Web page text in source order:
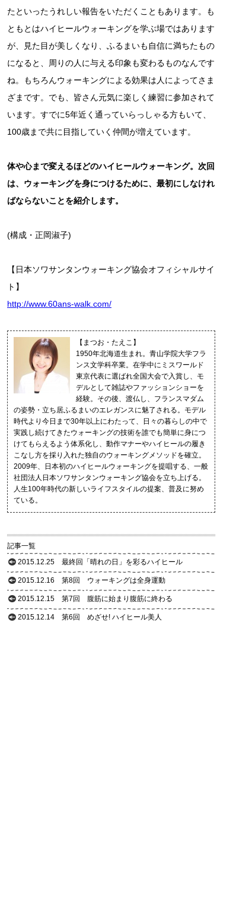
たといったうれしい報告をいただくこともあります。も
ともとはハイヒールウォーキングを学ぶ場ではあります
が、見た目が美しくなり、ふるまいも自信に満ちたもの
になると、周りの人に与える印象も変わるものなんです
ね。もちろんウォーキングによる効果は人によってさま
ざまです。でも、皆さん元気に楽しく練習に参加されて
います。すでに5年近く通っていらっしゃる方もいて、
100歳まで共に目指していく仲間が増えています。
体や心まで変えるほどのハイヒールウォーキング。次回
は、ウォーキングを身につけるために、最初にしなけれ
ばならないことを紹介します。
(構成・正岡淑子)
【日本ソワサンタンウォーキング協会オフィシャルサイ
ト】
http://www.60ans-walk.com/
【まつお・たえこ】
1950年北海道生まれ。青山学院大学フラ
ンス文学科卒業。在学中にミスワールド
東京代表に選ばれ全国大会で入賞し、モ
デルとして雑誌やファッションショーを
経験。その後、渡仏し、フランスマダム
の姿勢・立ち居ふるまいのエレガンスに魅了される。モデル
時代より今日まで30年以上にわたって、日々の暮らしの中で
実践し続けてきたウォーキングの技術を誰でも簡単に身につ
けてもらえるよう体系化し、動作マナーやハイヒールの履き
こなし方を採り入れた独自のウォーキングメソッドを確立。
2009年、日本初のハイヒールウォーキングを提唱する、一般
社団法人日本ソワサンタンウォーキング協会を立ち上げる。
人生100年時代の新しいライフスタイルの提案、普及に努め
ている。
記事一覧
2015.12.25
最終回「晴れの日」を彩るハイヒール
2015.12.16 第8回 ウォーキングは全身運動
2015.12.15 第7回 腹筋に始まり腹筋に終わる
2015.12.14 第6回 めざせ! ハイヒール美人